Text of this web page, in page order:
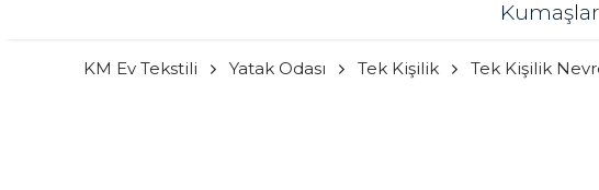
Kumaşlar
KM Ev Tekstili Yatak Odası Tek Kişilik Tek Kişilik